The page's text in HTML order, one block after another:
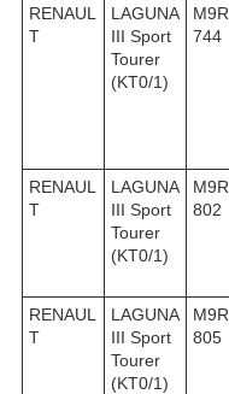
RENAUL
T
LAGUNA
III Sport
Tourer
(KT0/1)
M9R
744
RENAUL
T
LAGUNA
III Sport
Tourer
(KT0/1)
M9R
802
RENAUL
T
LAGUNA
III Sport
Tourer
(KT0/1)
M9R
805